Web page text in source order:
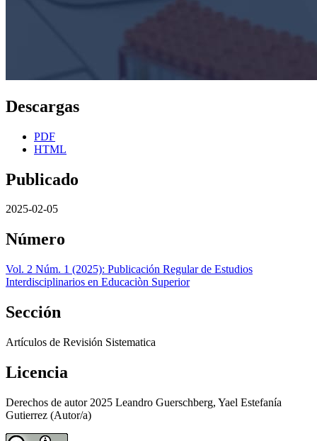
Descargas
PDF
HTML
Publicado
2025-02-05
Número
Vol. 2 Núm. 1 (2025): Publicación Regular de Estudios
Interdisciplinarios en Educaciòn Superior
Sección
Artículos de Revisión Sistematica
Licencia
Derechos de autor 2025 Leandro Guerschberg, Yael Estefanía
Gutierrez (Autor/a)